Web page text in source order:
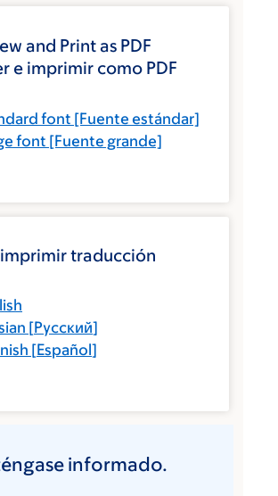
and Print as PDF
e imprimir como PDF
font [Fuente estándar]
font [Fuente grande]
traducción
[Русский]
[Español]
informado.